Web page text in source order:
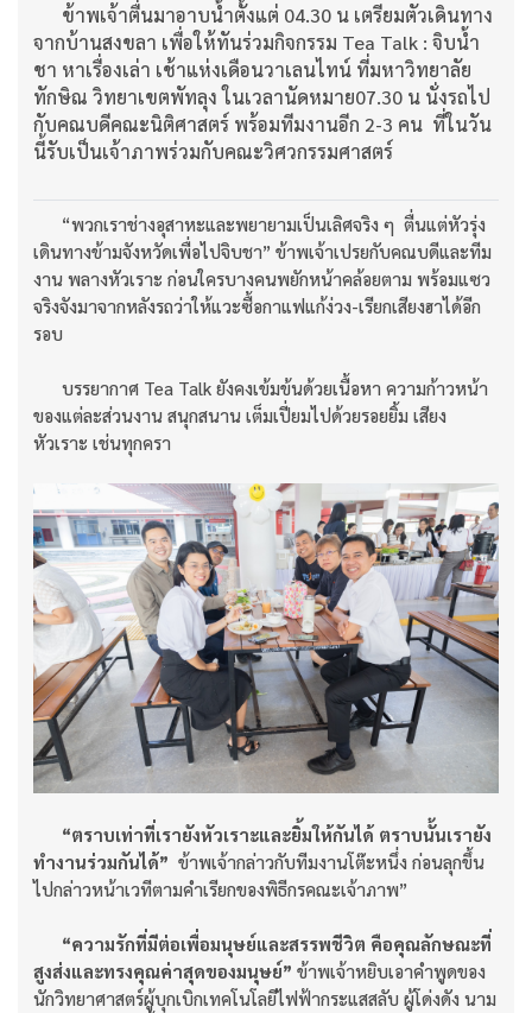
ข้าพเจ้าตื่นมาอาบน้ำตั้งแต่ 04.30 น เตรียมตัวเดินทาง
จากบ้านสงขลา เพื่อให้ทันร่วมกิจกรรม Tea Talk : จิบน้ำ
ชา หาเรื่องเล่า เช้าแห่งเดือนวาเลนไทน์ ที่มหาวิทยาลัย
ทักษิณ วิทยาเขตพัทลุง ในเวลานัดหมาย07.30 น นั่งรถไป
กับคณบดีคณะนิติศาสตร์ พร้อมทีมงานอีก 2-3 คน ที่ในวัน
นี้รับเป็นเจ้าภาพร่วมกับคณะวิศวกรรมศาสตร์
“พวกเราช่างอุสาหะและพยายามเป็นเลิศจริง ๆ ตื่นแต่หัวรุ่ง
เดินทางข้ามจังหวัดเพื่อไปจิบชา” ข้าพเจ้าเปรยกับคณบดีและทีม
งาน พลางหัวเราะ ก่อนใครบางคนพยักหน้าคล้อยตาม พร้อมแซว
จริงจังมาจากหลังรถว่าให้แวะซื้อกาแฟแก้ง่วง-เรียกเสียงฮาได้อีก
รอบ
บรรยากาศ Tea Talk ยังคงเข้มข้นด้วยเนื้อหา ความก้าวหน้า
ของแต่ละส่วนงาน สนุกสนาน เต็มเปี่ยมไปด้วยรอยยิ้ม เสียง
หัวเราะ เช่นทุกครา
“ตราบเท่าที่เรายังหัวเราะและยิ้มให้กันได้ ตราบนั้นเรายัง
ทำงานร่วมกันได้” ข้าพเจ้ากล่าวกับทีมงานโต๊ะหนึ่ง ก่อนลุกขึ้น
ไปกล่าวหน้าเวทีตามคำเรียกของพิธีกรคณะเจ้าภาพ”
“ความรักที่มีต่อเพื่อมนุษย์และสรรพชีวิต คือคุณลักษณะที่
สูงส่งและทรงคุณค่าสุดของมนุษย์” ข้าพเจ้าหยิบเอาคำพูดของ
นักวิทยาศาสตร์ผู้บุกเบิกเทคโนโลยีไฟฟ้ากระแสสลับ ผู้โด่งดัง นาม